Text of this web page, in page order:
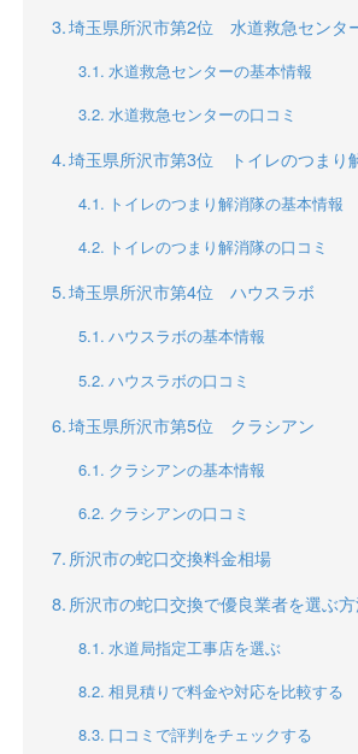
埼玉県所沢市第2位 水道救急センタ
水道救急センターの基本情報
水道救急センターの口コミ
埼玉県所沢市第3位 トイレのつまり
トイレのつまり解消隊の基本情報
トイレのつまり解消隊の口コミ
埼玉県所沢市第4位 ハウスラボ
ハウスラボの基本情報
ハウスラボの口コミ
埼玉県所沢市第5位 クラシアン
クラシアンの基本情報
クラシアンの口コミ
所沢市の蛇口交換料金相場
所沢市の蛇口交換で優良業者を選ぶ
水道局指定工事店を選ぶ
相見積りで料金や対応を比較する
口コミで評判をチェックする